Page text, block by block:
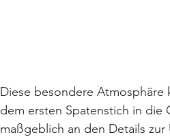
Diese besondere
dem ersten Spatenstich in die
maßgeblich an den Details